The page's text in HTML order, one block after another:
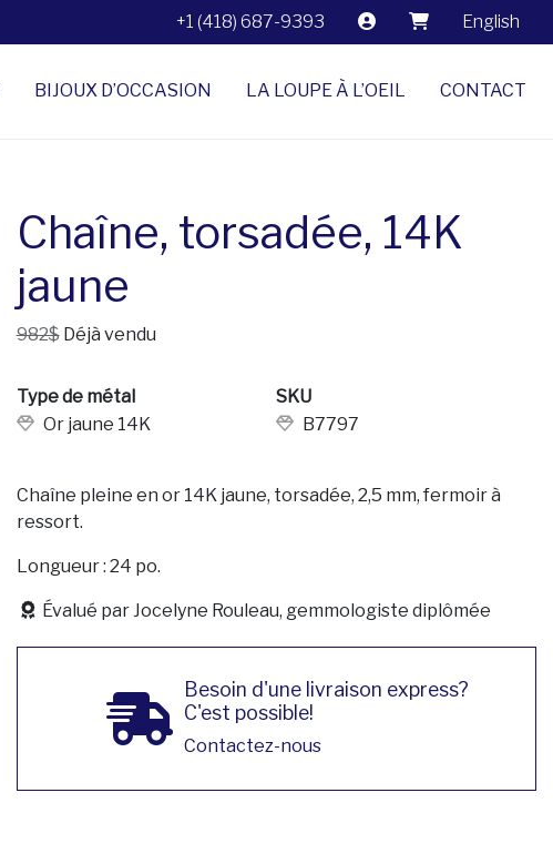
+1 (418) 687-9393 English
BIJOUX D’OCCASION LA LOUPE À L’OEIL CONTACT
Chaîne, torsadée, 14K
jaune
982$Déjà vendu
Type de métal
Or jaune 14K
SKU
B7797
Chaîne pleine en or 14K jaune, torsadée, 2,5 mm, fermoir à
ressort.
Longueur : 24 po.
Évalué par Jocelyne Rouleau, gemmologiste diplômée
Besoin d'une livraison express?
C'est possible!
Contactez-nous